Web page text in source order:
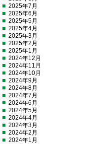
2025年7月
2025年6月
2025年5月
2025年4月
2025年3月
2025年2月
2025年1月
2024年12月
2024年11月
2024年10月
2024年9月
2024年8月
2024年7月
2024年6月
2024年5月
2024年4月
2024年3月
2024年2月
2024年1月